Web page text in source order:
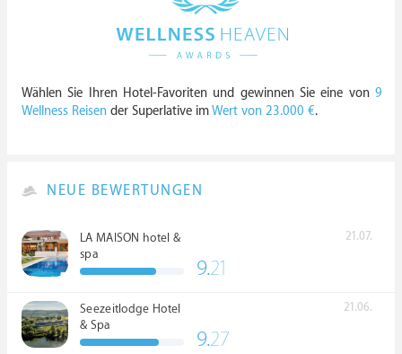
Wählen Sie Ihren Hotel-Favoriten und gewinnen Sie eine von 9
Wellness Reisen der Superlative imWert von 23.000 €.
NEUE BEWERTUNGEN
LA MAISON hotel &
spa
21.07.
9.21
Seezeitlodge Hotel
& Spa
21.06.
9.27